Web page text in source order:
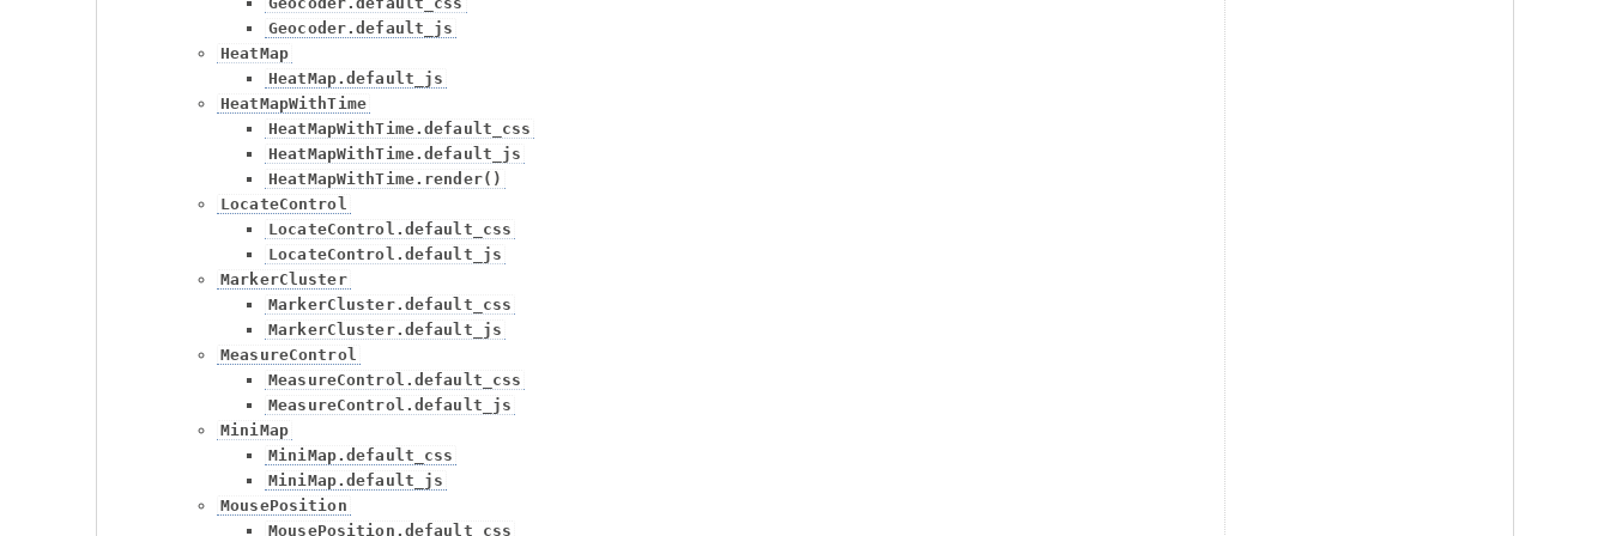
Geocoder.default_js
HeatMap
HeatMap.default_js
HeatMapWithTime
HeatMapWithTime.default_css
HeatMapWithTime.default_js
HeatMapWithTime.render()
LocateControl
LocateControl.default_css
LocateControl.default_js
MarkerCluster
MarkerCluster.default_css
MarkerCluster.default_js
MeasureControl
MeasureControl.default_css
MeasureControl.default_js
MiniMap
MiniMap.default_css
MiniMap.default_js
MousePosition
MousePosition.default_css